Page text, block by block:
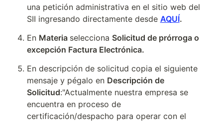
una petición administrativa en el sitio web del
SII ingresando directamente desde AQUÍ.
En Materia selecciona Solicitud de prórroga o
excepción Factura Electrónica.
En descripción de solicitud copia el siguiente
mensaje y pégalo en Descripción de
Solicitud:"Actualmente nuestra empresa se
encuentra en proceso de
certificación/despacho para operar con el